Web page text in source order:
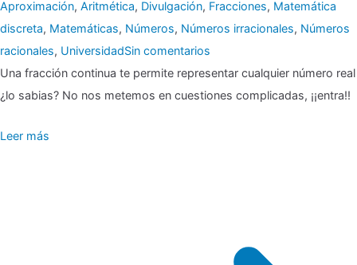
Aproximación, Aritmética, Divulgación, Fracciones, Matemática
discreta, Matemáticas, Números, Números irracionales, Números
racionales, UniversidadSin comentarios
Una fracción continua te permite representar cualquier número real
¿lo sabias? No nos metemos en cuestiones complicadas, ¡¡entra!!
Leer más